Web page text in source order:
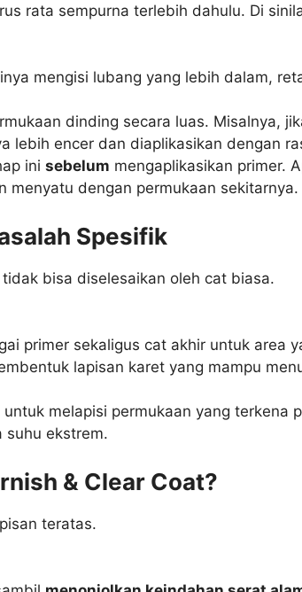
rata sempurna terlebih dahulu. Di
mengisi lubang yang lebih dalam,
dinding secara luas. Misalnya,
lebih encer dan diaplikasikan dengan
inisebelum mengaplikasikan primer.
menyatu dengan permukaan sekitarnya.
Spesifik
bisa diselesaikan oleh cat biasa.
primer sekaligus cat akhir untuk area
lapisan karet yang mampu
melapisi permukaan yang
suhu ekstrem.
& Clear Coat?
teratas.